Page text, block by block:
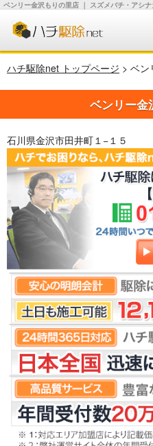
ベンリー金沢もりの里店 ｜ スズメバチ・アシ
ハチ駆除net トップページ > ベン
ベンリー金
石川県金沢市田井町１−１５